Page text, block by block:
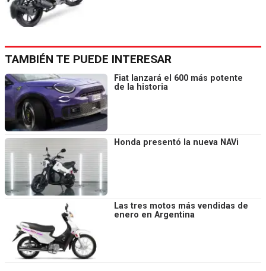
TAMBIÉN TE PUEDE INTERESAR
Fiat lanzará el 600 más potente
de la historia
Honda presentó la nueva NAVi
Las tres motos más vendidas de
enero en Argentina